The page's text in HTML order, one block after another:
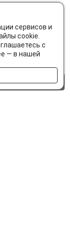
сервисов и
cookie.
с
— в нашей